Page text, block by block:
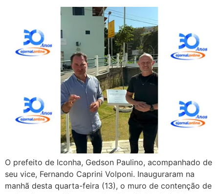
O prefeito de Iconha, Gedson Paulino, acompanhado de
seu vice, Fernando Caprini Volponi. Inauguraram na
manhã desta quarta-feira (13), o muro de contenção de